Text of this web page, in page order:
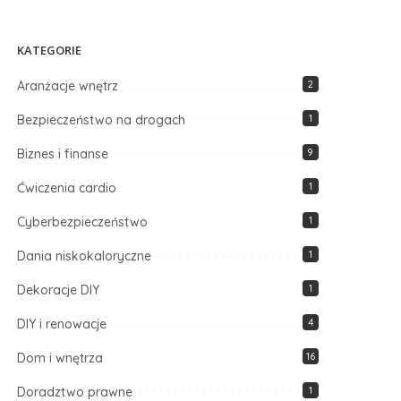
KATEGORIE
Aranżacje wnętrz 2
Bezpieczeństwo na drogach 1
Biznes i finanse 9
Ćwiczenia cardio 1
Cyberbezpieczeństwo 1
Dania niskokaloryczne 1
Dekoracje DIY 1
DIY i renowacje 4
Dom i wnętrza 16
Doradztwo prawne 1